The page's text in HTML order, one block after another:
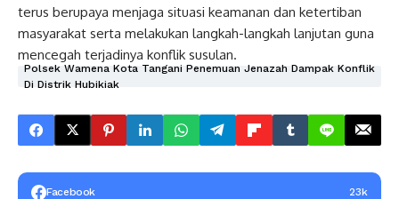
terus berupaya menjaga situasi keamanan dan ketertiban
masyarakat serta melakukan langkah-langkah lanjutan guna
mencegah terjadinya konflik susulan.
Polsek Wamena Kota Tangani Penemuan Jenazah Dampak Konflik
Di Distrik Hubikiak
Facebook 23k